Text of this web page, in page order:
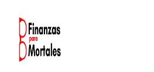
contenido